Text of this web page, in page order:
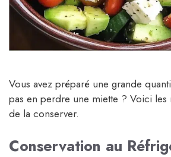
Vous avez préparé une grande
pas en perdre une miette ? Voici les
de la conserver.
Conservation au